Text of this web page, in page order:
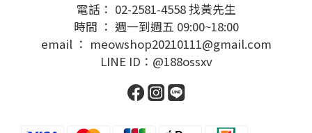
電話： 02-2581-4558 找黃先生
時間 ： 週一到週五 09:00~18:00
email ： meowshop20210111@gmail.com
LINE ID：@188ossxv